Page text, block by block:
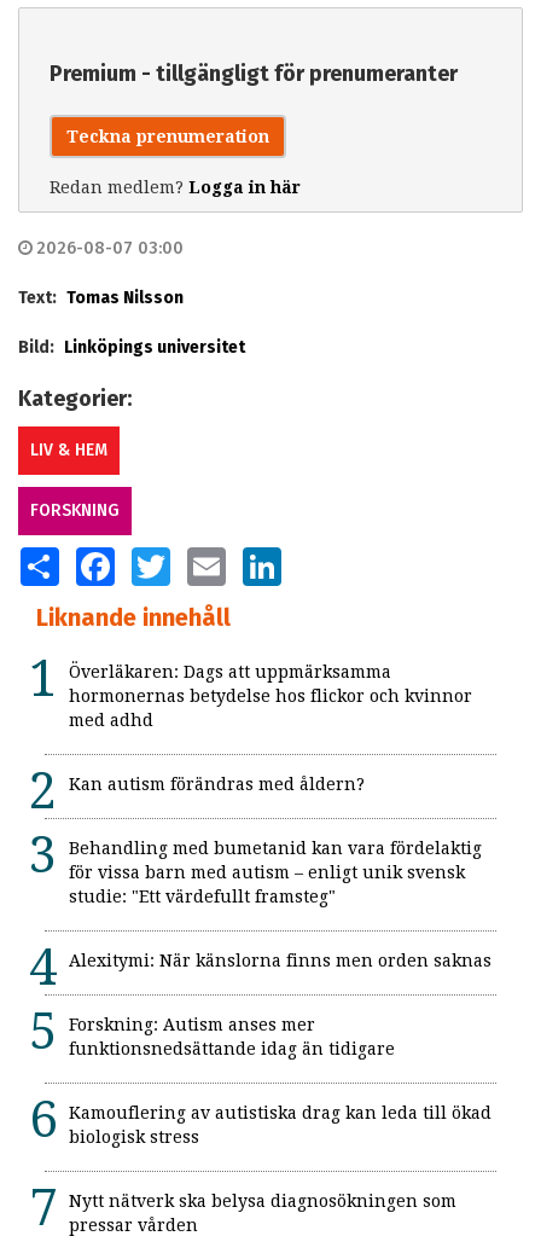
Premium - tillgängligt för prenumeranter
Teckna prenumeration
Redan medlem? Logga in här
2026-08-07 03:00
Text: Tomas Nilsson
Bild: Linköpings universitet
Kategorier:
LIV & HEM
FORSKNING
SHARE FACEBOOKTWITTER EMAIL
Liknande innehåll
Överläkaren: Dags att uppmärksamma
hormonernas betydelse hos flickor och kvinnor
med adhd
Kan autism förändras med åldern?
Behandling med bumetanid kan vara fördelaktig
för vissa barn med autism – enligt unik svensk
studie: "Ett värdefullt framsteg"
Alexitymi: När känslorna finns men orden saknas
Forskning: Autism anses mer
funktionsnedsättande idag än tidigare
Kamouflering av autistiska drag kan leda till ökad
biologisk stress
Nytt nätverk ska belysa diagnosökningen som
pressar vården